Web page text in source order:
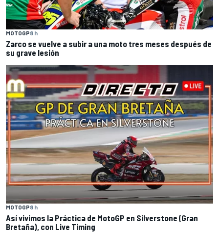
MOTOGP8 h
Zarco se vuelve a subir a una moto tres meses después de
su grave lesión
MOTOGP8 h
Así vivimos la Práctica de MotoGP en Silverstone (Gran
Bretaña), con Live Timing